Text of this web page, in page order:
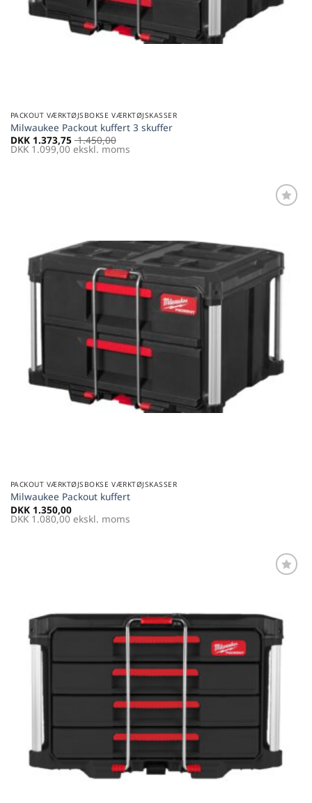
PACKOUT VÆRKTØJSBOKSE VÆRKTØJSKASSER
Milwaukee Packout kuffert 3 skuffer
DKK 1.373,75 1.450,00
DKK 1.099,00 ekskl. moms
PACKOUT VÆRKTØJSBOKSE VÆRKTØJSKASSER
Milwaukee Packout kuffert
DKK 1.350,00
DKK 1.080,00 ekskl. moms